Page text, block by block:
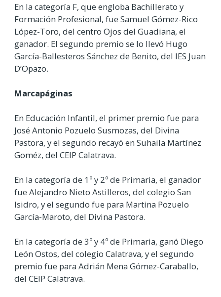
En la categoría F, que engloba Bachillerato y
Formación Profesional, fue Samuel Gómez-Rico
López-Toro, del centro Ojos del Guadiana, el
ganador. El segundo premio se lo llevó Hugo
García-Ballesteros Sánchez de Benito, del IES Juan
D’Opazo.
Marcapáginas
En Educación Infantil, el primer premio fue para
José Antonio Pozuelo Susmozas, del Divina
Pastora, y el segundo recayó en Suhaila Martínez
Goméz, del CEIP Calatrava.
En la categoría de 1º y 2º de Primaria, el ganador
fue Alejandro Nieto Astilleros, del colegio San
Isidro, y el segundo fue para Martina Pozuelo
García-Maroto, del Divina Pastora.
En la categoría de 3º y 4º de Primaria, ganó Diego
León Ostos, del colegio Calatrava, y el segundo
premio fue para Adrián Mena Gómez-Caraballo,
del CEIP Calatrava.